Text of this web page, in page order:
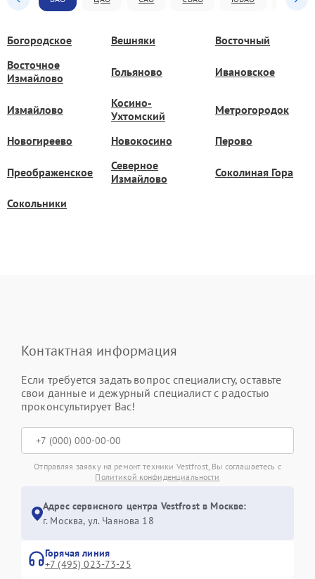
Богородское Вешняки
Восточный
Восточное
Измайлово
Гольяново Ивановское
Измайлово
Косино-
Ухтомский
Метрогородок
Новогиреево Новокосино Перово
Преображенское
Северное
Измайлово
Соколиная Гора
Сокольники
Контактная информация
Если требуется задать вопрос специалисту, оставьте
свои данные и дежурный специалист с радостью
проконсультирует Вас!
Отправляя заявку на ремонт техники Vestfrost, Вы соглашаетесь с
Политикой конфиденциальности
Адрес сервисного центра Vestfrost в Москве:
г. Москва, ул. Чаянова 18
Горячая линия
+7 (495) 023-73-25